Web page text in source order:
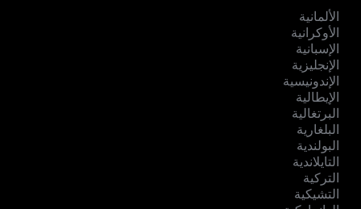
الألمانية
الأوكرانية
الإسبانية
الإنجليزية
الإندونيسية
الإيطالية
البرتغالية
البلغارية
البولندية
التايلاندية
التركية
التشيكية